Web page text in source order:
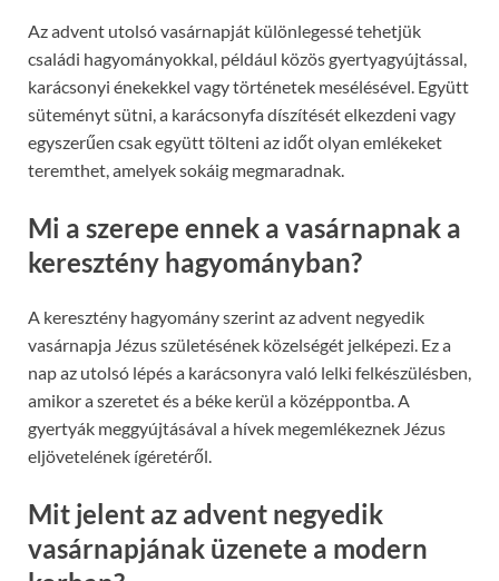
Az advent utolsó vasárnapját különlegessé tehetjük
családi hagyományokkal, például közös gyertyagyújtással,
karácsonyi énekekkel vagy történetek mesélésével. Együtt
süteményt sütni, a karácsonyfa díszítését elkezdeni vagy
egyszerűen csak együtt tölteni az időt olyan emlékeket
teremthet, amelyek sokáig megmaradnak.
Mi a szerepe ennek a vasárnapnak a
keresztény hagyományban?
A keresztény hagyomány szerint az advent negyedik
vasárnapja Jézus születésének közelségét jelképezi. Ez a
nap az utolsó lépés a karácsonyra való lelki felkészülésben,
amikor a szeretet és a béke kerül a középpontba. A
gyertyák meggyújtásával a hívek megemlékeznek Jézus
eljövetelének ígéretéről.
Mit jelent az advent negyedik
vasárnapjának üzenete a modern